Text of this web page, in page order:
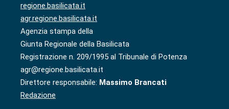
regione.basilicata.it
agr.regione.basilicata.it
Agenzia stampa della
Giunta Regionale della Basilicata
Registrazione n. 209/1995 al Tribunale di Potenza
agr@regione.basilicata.it
Direttore responsabile: Massimo Brancati
Redazione